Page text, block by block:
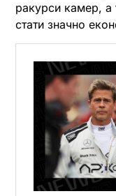
ракурси камер, а
стати значно